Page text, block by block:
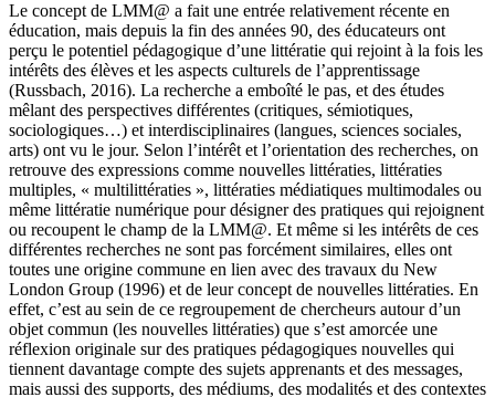
Le concept de LMM@ a fait une entrée relativement récente en
éducation, mais depuis la fin des années 90, des éducateurs ont
perçu le potentiel pédagogique d’une littératie qui rejoint à la fois les
intérêts des élèves et les aspects culturels de l’apprentissage
(Russbach, 2016). La recherche a emboîté le pas, et des études
mêlant des perspectives différentes (critiques, sémiotiques,
sociologiques…) et interdisciplinaires (langues, sciences sociales,
arts) ont vu le jour. Selon l’intérêt et l’orientation des recherches, on
retrouve des expressions comme nouvelles littératies, littératies
multiples, « multilittératies », littératies médiatiques multimodales ou
même littératie numérique pour désigner des pratiques qui rejoignent
ou recoupent le champ de la LMM@. Et même si les intérêts de ces
différentes recherches ne sont pas forcément similaires, elles ont
toutes une origine commune en lien avec des travaux du New
London Group (1996) et de leur concept de nouvelles littératies. En
effet, c’est au sein de ce regroupement de chercheurs autour d’un
objet commun (les nouvelles littératies) que s’est amorcée une
réflexion originale sur des pratiques pédagogiques nouvelles qui
tiennent davantage compte des sujets apprenants et des messages,
mais aussi des supports, des médiums, des modalités et des contextes